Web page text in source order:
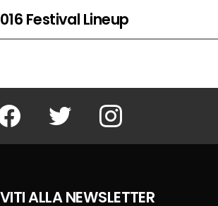
Festival Lineup
Facebook Twitter Instagram
ALLA NEWSLETTER